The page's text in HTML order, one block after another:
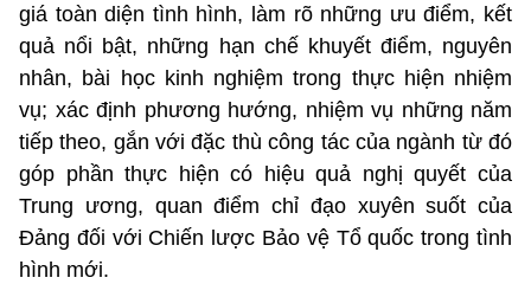
giá toàn diện tình hình, làm rõ những ưu điểm, kết
quả nổi bật, những hạn chế khuyết điểm, nguyên
nhân, bài học kinh nghiệm trong thực hiện nhiệm
vụ; xác định phương hướng, nhiệm vụ những năm
tiếp theo, gắn với đặc thù công tác của ngành từ đó
góp phần thực hiện có hiệu quả nghị quyết của
Trung ương, quan điểm chỉ đạo xuyên suốt của
Đảng đối với Chiến lược Bảo vệ Tổ quốc trong tình
hình mới.